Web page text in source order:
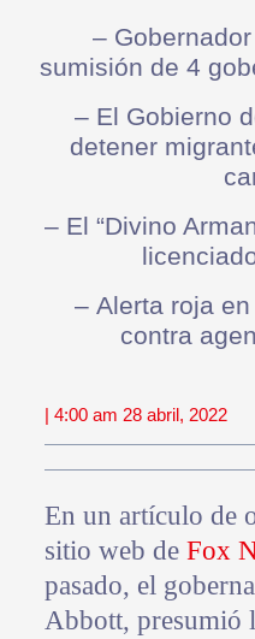
–
sumisión de 4
– El Gobierno
detener
– El “Divino
– Alerta roja
contra
| 4:00 am 28 abril, 2022
En un artículo de
sitio web de Fox
pasado, el
Abbott, presumió